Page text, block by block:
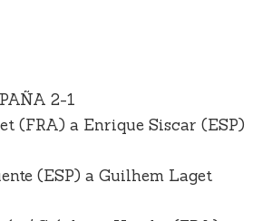
2-1
(FRA) a Enrique Siscar (ESP)
(ESP) a Guilhem Laget